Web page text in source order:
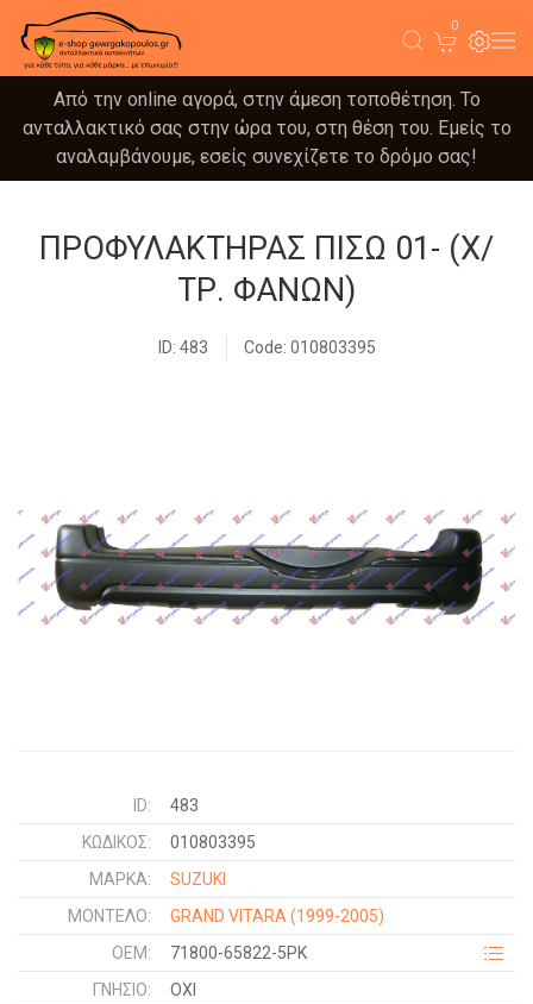
0
Από την online αγορά, στην άμεση τοποθέτηση. Το
ανταλλακτικό σας στην ώρα του, στη θέση του. Εμείς το
αναλαμβάνουμε, εσείς συνεχίζετε το δρόμο σας!
ΠΡΟΦΥΛΑΚΤΗΡΑΣ ΠΙΣΩ 01- (Χ/
ΤΡ. ΦΑΝΩΝ)
ID: 483 Code: 010803395
ID:
483
ΚΩΔΙΚΌΣ:
010803395
ΜΑΡΚΑ:
SUZUKI
ΜΟΝΤΕΛΟ:
GRAND VITARA (1999-2005)
OEM:
71800-65822-5PK
ΓΝΉΣΙΟ:
ΟΧΙ